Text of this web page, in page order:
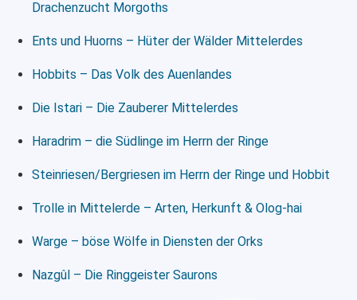
Drachenzucht Morgoths
Ents und Huorns – Hüter der Wälder Mittelerdes
Hobbits – Das Volk des Auenlandes
Die Istari – Die Zauberer Mittelerdes
Haradrim – die Südlinge im Herrn der Ringe
Steinriesen/Bergriesen im Herrn der Ringe und Hobbit
Trolle in Mittelerde – Arten, Herkunft & Olog-hai
Warge – böse Wölfe in Diensten der Orks
Nazgûl – Die Ringgeister Saurons